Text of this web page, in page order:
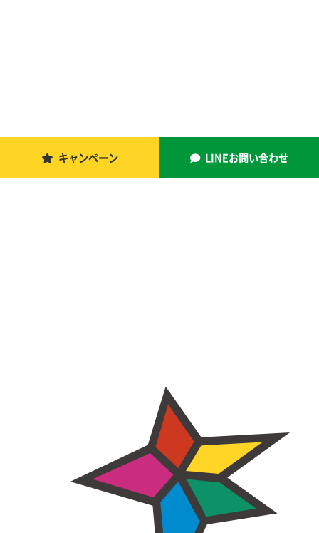
キャンペーン LINEお問い合わせ